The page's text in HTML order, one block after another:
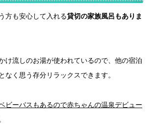
方も安心して入れる貸切の家族風呂もありま
け流しのお湯が使われているので、他の宿泊
なく思う存分リラックスできます。
ビーバスもあるので赤ちゃんの温泉デビュー